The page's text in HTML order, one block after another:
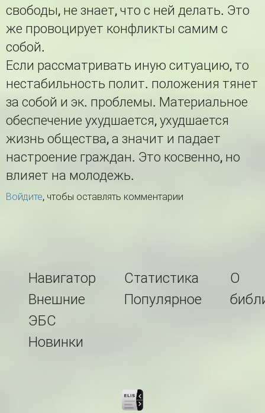
свободы, не знает, что с ней делать. Это
же провоцирует конфликты самим с
собой.
Если рассматривать иную ситуацию, то
нестабильность полит. положения тянет
за собой и эк. проблемы. Материальное
обеспечение ухудшается, ухудшается
жизнь общества, а значит и падает
настроение граждан. Это косвенно, но
влияет на молодежь.
Войдите, чтобы оставлять комментарии
Навигатор
Внешние
ЭБС
Новинки
Статистика
Популярное
О